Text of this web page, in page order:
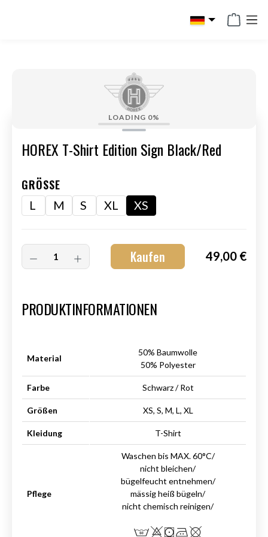
LOADING 0%
HOREX T-Shirt Edition Sign Black/Red
GRÖSSE
L M S XL XS
Kaufen 49,00 €
PRODUKTINFORMATIONEN
Material
50% Baumwolle
50% Polyester
Farbe Schwarz / Rot
Größen XS, S, M, L, XL
Kleidung T-Shirt
Pflege
Waschen bis MAX. 60°C/
nicht bleichen/
bügelfeucht entnehmen/
mässig heiß bügeln/
nicht chemisch reinigen/